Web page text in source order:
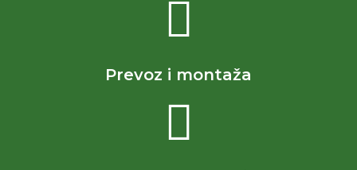
Prevoz i montaža